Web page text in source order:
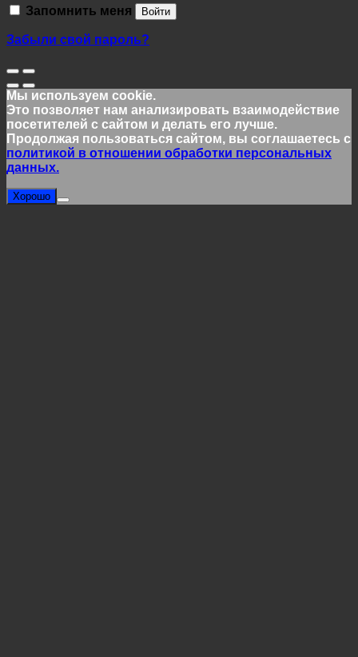
Запомнить меня Войти
Забыли свой пароль?
Мы используем cookie.
Это позволяет нам анализировать взаимодействие
посетителей с сайтом и делать его лучше.
Продолжая пользоваться сайтом, вы соглашаетесь с
политикой в отношении обработки персональных
данных.
Хорошо